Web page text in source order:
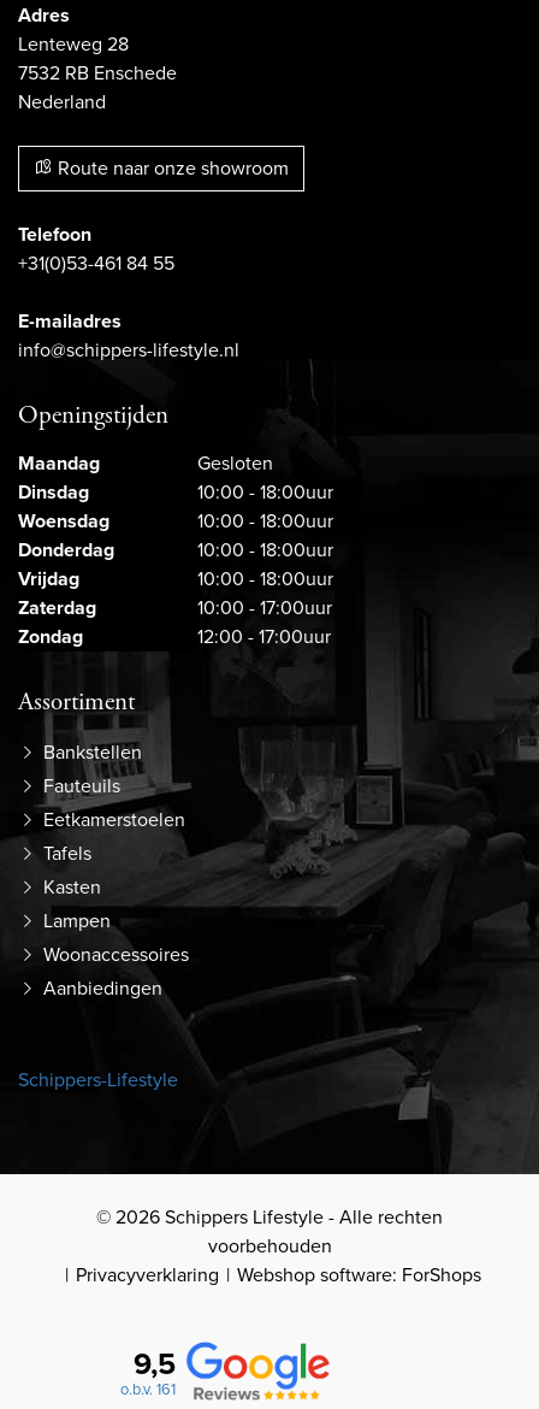
Adres
Lenteweg 28
7532 RB Enschede
Nederland
Route naar onze showroom
Telefoon
+31(0)53-461 84 55
E-mailadres
info@schippers-lifestyle.nl
Openingstijden
Maandag
Gesloten
Dinsdag
10:00 - 18:00uur
Woensdag
10:00 - 18:00uur
Donderdag
10:00 - 18:00uur
Vrijdag
10:00 - 18:00uur
Zaterdag
10:00 - 17:00uur
Zondag
12:00 - 17:00uur
Assortiment
Bankstellen
Fauteuils
Eetkamerstoelen
Tafels
Kasten
Lampen
Woonaccessoires
Aanbiedingen
Schippers-Lifestyle
© 2026 Schippers Lifestyle - Alle rechten
voorbehouden
Privacyverklaring
Webshop software: ForShops
9,5
o.b.v. 161